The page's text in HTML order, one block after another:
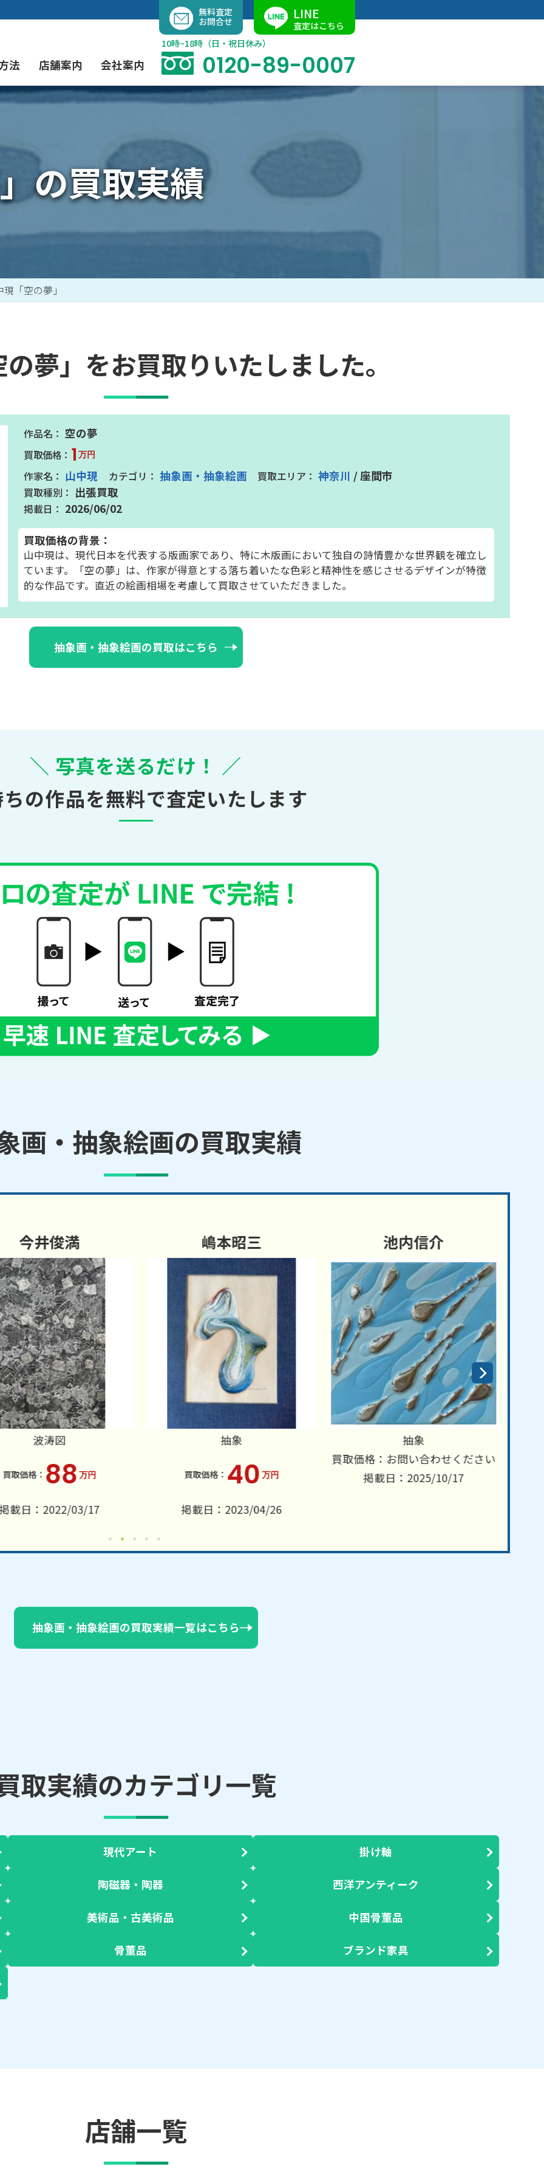
容
キ
ッ
プ
ブログ
instagram
掛軸買取
茶道具買取 陶磁器・陶器買取
美術品・古美術品買取
法
店舗での買取
業者間オークション出品代行
店舗案内
名古屋店
会社案内
求人情報
無料査定
お問合せ
LINE
査定はこちら
10時~18時（日・祝日休み）
0120-89-0007
の買取実績
「空の夢」
夢」をお買取りいたしました。
空の夢
1 万円
山中現 抽象画・抽象絵画 神奈川 / 座間市
出張買取
2026/06/02
買取価格の背景：
山中現は、現代日本を代表する版画家であり、特に木版画において独自の詩情豊かな世界観を確立し
ています。「空の夢」は、作家が得意とする落ち着いたな色彩と精神性を感じさせるデザインが特徴
的な作品です。直近の絵画相場を考慮して買取させていただきました。
抽象画・抽象絵画の買取はこちら
＼ 写真を送るだけ！ ／
の作品を無料で査定いたします
画・抽象絵画の買取実績
今井俊満
波涛図
88万円
載日：2022/03/17
嶋本昭三
抽象
40万円
掲載日：2023/04/26
池内信介
抽象
買取価格：お問い合わせください
掲載日：2025/10/17
抽象画・抽象絵画の買取実績一覧はこちら
取実績のカテゴリ一覧
現代アート 掛け軸
陶磁器・陶器 西洋アンティーク
美術品・古美術品 中国骨董品
骨董品 ブランド家具
店舗一覧